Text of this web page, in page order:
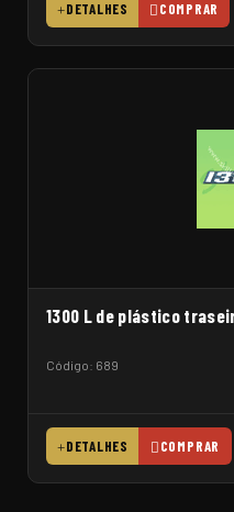
DETALHES COMPRAR
1300 L de plástico
Código: 689
DETALHES COMPRAR